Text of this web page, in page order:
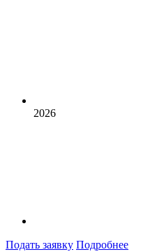
2026
Подать заявку Подробнее